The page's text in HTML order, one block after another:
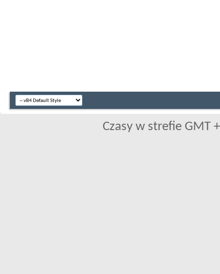
Czasy w strefie GMT